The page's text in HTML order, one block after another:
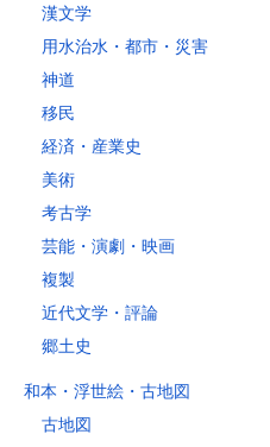
漢文学
用水治水・都市・災害
神道
移民
経済・産業史
美術
考古学
芸能・演劇・映画
複製
近代文学・評論
郷土史
和本・浮世絵・古地図
古地図